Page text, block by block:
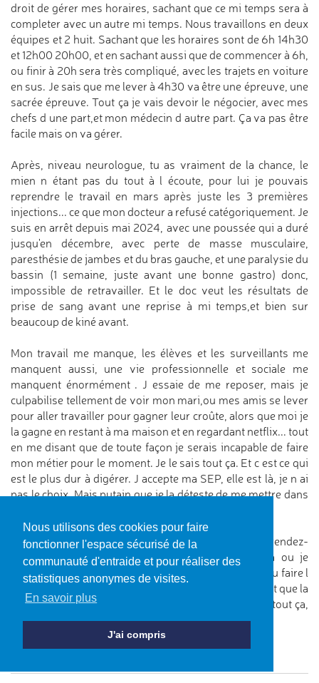
Nous utilisons des cookies pour faire
fonctionner l'espace sécurisé de la
communauté d'entraide et pour réaliser des
statistiques anonymes de visites.
En savoir plus
J'ai compris
droit de gérer mes horaires, sachant que ce mi temps sera à
completer avec un autre mi temps. Nous travaillons en deux
équipes et 2 huit. Sachant que les horaires sont de 6h 14h30
et 12h00 20h00, et en sachant aussi que de commencer à 6h,
ou finir à 20h sera très compliqué, avec les trajets en voiture
en sus. Je sais que me lever à 4h30 va être une épreuve, une
sacrée épreuve. Tout ça je vais devoir le négocier, avec mes
chefs d une part,et mon médecin d autre part. Ça va pas être
facile mais on va gérer.
Après, niveau neurologue, tu as vraiment de la chance, le
mien n étant pas du tout à l écoute, pour lui je pouvais
reprendre le travail en mars après juste les 3 premières
injections... ce que mon docteur a refusé catégoriquement. Je
suis en arrêt depuis mai 2024, avec une poussée qui a duré
jusqu'en décembre, avec perte de masse musculaire,
paresthésie de jambes et du bras gauche, et une paralysie du
bassin (1 semaine, juste avant une bonne gastro) donc,
impossible de retravailler. Et le doc veut les résultats de
prise de sang avant une reprise à mi temps,et bien sur
beaucoup de kiné avant.
Mon travail me manque, les élèves et les surveillants me
manquent aussi, une vie professionnelle et sociale me
manquent énormément . J essaie de me reposer, mais je
culpabilise tellement de voir mon mari,ou mes amis se lever
pour aller travailler pour gagner leur croûte, alors que moi je
la gagne en restant à ma maison et en regardant netflix... tout
en me disant que de toute façon je serais incapable de faire
mon métier pour le moment. Je le sais tout ça. Et c est ce qui
est le plus dur à digérer. J accepte ma SEP, elle est là, je n ai
pas le choix. Mais putain que je la déteste de me mettre dans
Après je ne pensais pas que mon ald couvrait les rendez-
vous de psy...qui est à 40 km...un vrai désert la ou je
vis..vie? Un désert d information...vu qu en plus j ai du faire l
avance chez le neurologue je pensais que l ald couvrait que la
pharmacie du coup. Bref je vais devoir enquêter sur tout ça,
embaucher Colombo. 😂
Bon, ben, repos alors...